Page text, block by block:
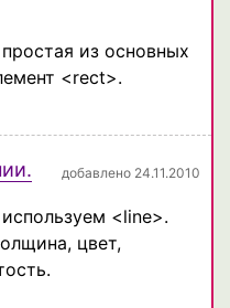
из основных
<rect>.
добавлено 24.11.2010
<line>.
цвет,